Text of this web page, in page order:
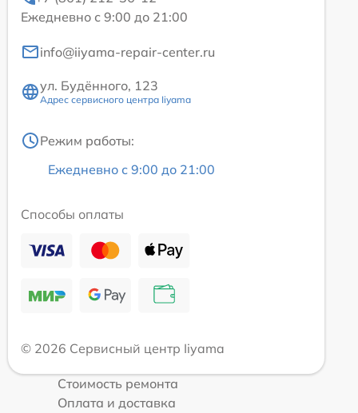
Ежедневно с 9:00 до 21:00
info@iiyama-repair-center.ru
ул. Будённого, 123
Адрес сервисного центра Iiyama
Режим работы:
Ежедневно с 9:00 до 21:00
Способы оплаты
© 2026 Сервисный центр Iiyama
Стоимость ремонта
Оплата и доставка